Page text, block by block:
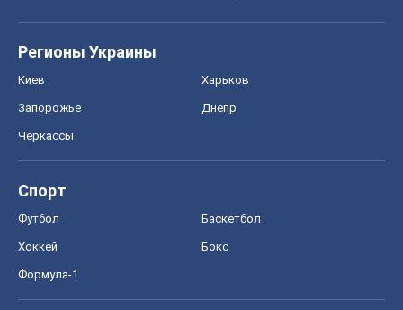
Регионы Украины
Киев Харьков
Запорожье Днепр
Черкассы
Спорт
Футбол Баскетбол
Хоккей Бокс
Формула-1